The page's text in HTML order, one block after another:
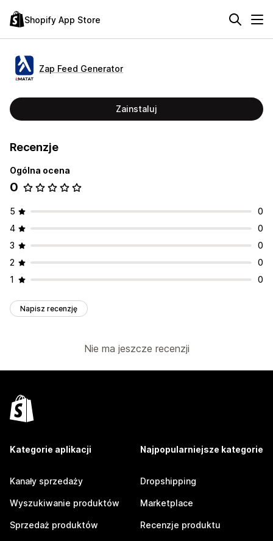
Shopify App Store
Zap Feed Generator
Zainstaluj
Recenzje
Ogólna ocena
0
5
0
4
0
3
0
2
0
1
0
Napisz recenzję
Nie ma jeszcze recenzji
Kategorie aplikacji
Kanały sprzedaży
Wyszukiwanie produktów
Sprzedaż produktów
Najpopularniejsze kategorie
Dropshipping
Marketplace
Recenzje produktu